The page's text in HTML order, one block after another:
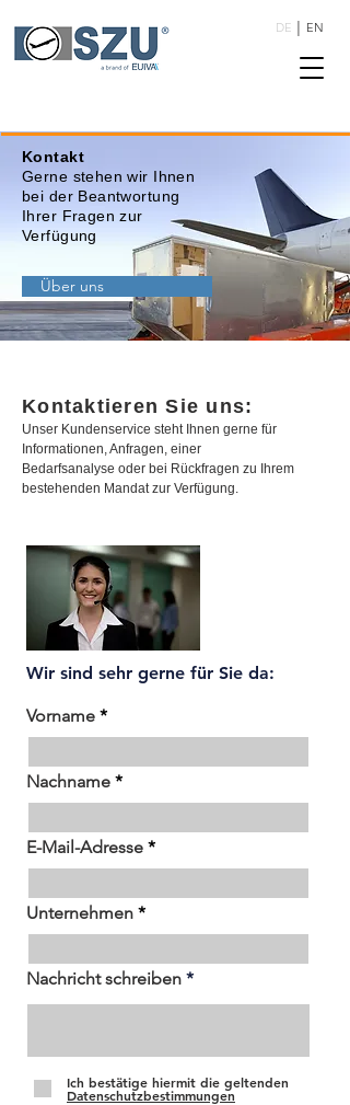
DE │ EN
Kontakt
Gerne stehen wir Ihnen
bei der Beantwortung
Ihrer Fragen zur
Verfügung
Über uns
Kontaktieren Sie uns:
Unser Kundenservice steht Ihnen gerne für
Informationen, Anfragen, einer
Bedarfsanalyse oder bei Rückfragen zu Ihrem
bestehenden Mandat zur Verfügung.
Wir sind sehr gerne für Sie da:
Vorname
Nachname
E-Mail-Adresse
Unternehmen
Nachricht schreiben
Ich bestätige hiermit die geltenden
Datenschutzbestimmungen